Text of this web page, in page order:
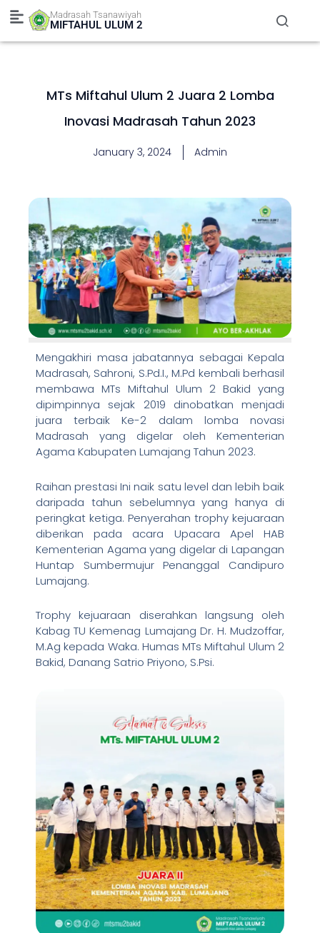
Skip
content
Madrasah Tsanawiyah
MIFTAHUL ULUM 2
MTs Miftahul Ulum 2 Juara 2 Lomba
Inovasi Madrasah Tahun 2023
January 3, 2024 Admin
Mengakhiri masa jabatannya sebagai Kepala
Madrasah, Sahroni, S.Pd.I., M.Pd kembali berhasil
membawa MTs Miftahul Ulum 2 Bakid yang
dipimpinnya sejak 2019 dinobatkan menjadi
juara terbaik Ke-2 dalam lomba novasi
Madrasah yang digelar oleh Kementerian
Agama Kabupaten Lumajang Tahun 2023.
Raihan prestasi Ini naik satu level dan lebih baik
daripada tahun sebelumnya yang hanya di
peringkat ketiga. Penyerahan trophy kejuaraan
diberikan pada acara Upacara Apel HAB
Kementerian Agama yang digelar di Lapangan
Huntap Sumbermujur Penanggal Candipuro
Lumajang.
Trophy kejuaraan diserahkan langsung oleh
Kabag TU Kemenag Lumajang Dr. H. Mudzoffar,
M.Ag kepada Waka. Humas MTs Miftahul Ulum 2
Bakid, Danang Satrio Priyono, S.Psi.